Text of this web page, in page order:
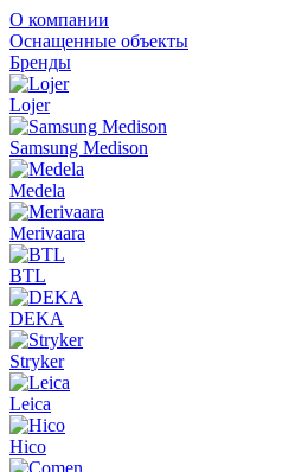
О компании
Оснащенные объекты
Бренды
Lojer
Samsung Medison
Medela
Merivaara
BTL
DEKA
Stryker
Leica
Hico